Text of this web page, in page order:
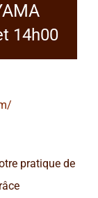
14h00
pratique de